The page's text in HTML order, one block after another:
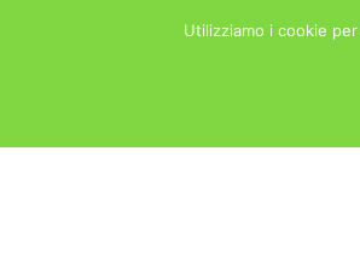
Utilizziamo i cookie